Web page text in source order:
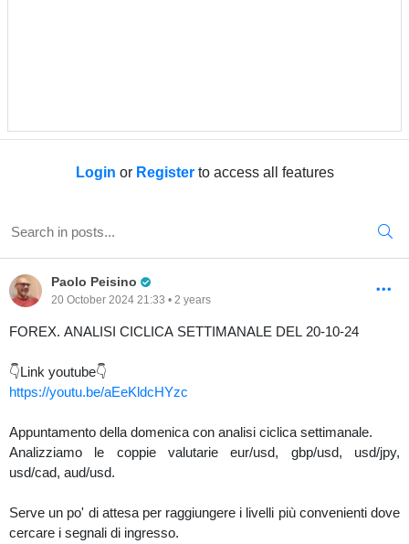
Login or Register to access all features
Paolo Peisino
20 October 2024 21:33 • 2 years
FOREX. ANALISI CICLICA SETTIMANALE DEL 20-10-24
👇Link youtube👇
https://youtu.be/aEeKldcHYzc
Appuntamento della domenica con analisi ciclica settimanale.
Analizziamo le coppie valutarie eur/usd, gbp/usd, usd/jpy,
usd/cad, aud/usd.
Serve un po' di attesa per raggiungere i livelli più convenienti dove
cercare i segnali di ingresso.